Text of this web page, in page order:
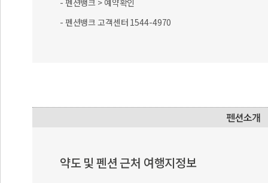
- 펜션뱅크 > 예약확인
- 펜션뱅크 고객센터 1544-4970
약도 및 펜션 근처 여행지정보